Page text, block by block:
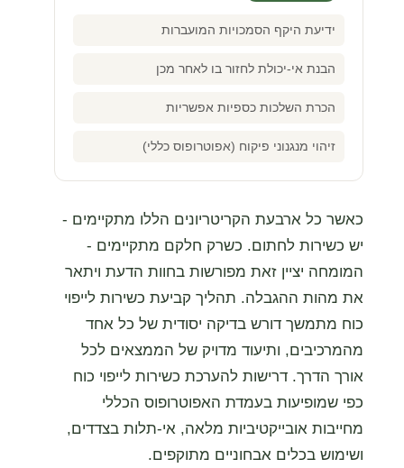
ידיעת היקף הסמכויות המועברות
הבנת אי-יכולת לחזור בו לאחר מכן
הכרת השלכות כספיות אפשריות
זיהוי מנגנוני פיקוח (אפוטרופוס כללי)
כאשר כל ארבעת הקריטריונים הללו מתקיימים -
יש כשירות לחתום. כשרק חלקם מתקיימים -
המומחה יציין זאת מפורשות בחוות הדעת ויתאר
את מהות ההגבלה. תהליך קביעת כשירות לייפוי
כוח מתמשך דורש בדיקה יסודית של כל אחד
מהמרכיבים, ותיעוד מדויק של הממצאים לכל
אורך הדרך. דרישות להערכת כשירות לייפוי כוח
כפי שמופיעות בעמדת האפוטרופוס הכללי
מחייבות אובייקטיביות מלאה, אי-תלות בצדדים,
ושימוש בכלים אבחוניים מתוקפים.